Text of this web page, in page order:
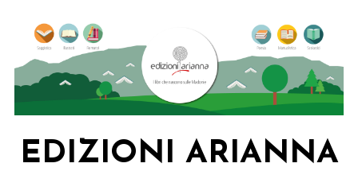
content
EDIZIONI ARIANNA